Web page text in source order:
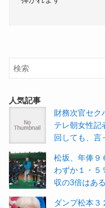
人気記事
財務次官セ
テレ朝女性
回しても、言
松坂、年俸
わずか１・
収の3倍はあ
ダンプ松本